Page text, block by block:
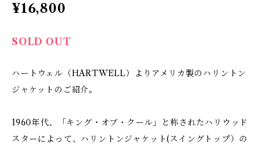
¥16,800
SOLD OUT
ハートウェル（HARTWELL）よりアメリカ製のハリントン
ジャケットのご紹介。
1960年代、「キング・オブ・クール」と称されたハリウッド
スターによって、ハリントンジャケット(スイングトップ）の